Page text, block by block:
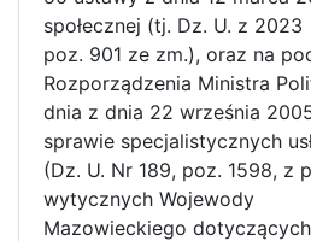
społecznej (tj. Dz. U. z 2023
poz. 901 ze zm.), oraz na
Rozporządzenia Ministra
dnia z dnia 22 września
sprawie specjalistycznych
(Dz. U. Nr 189, poz. 1598, z
wytycznych Wojewody
Mazowieckiego